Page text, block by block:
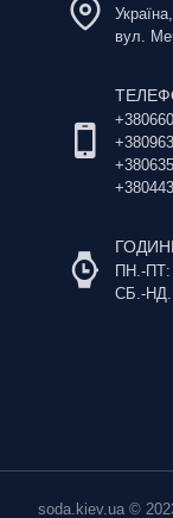
вул.
ПН.-ПТ:
СБ.-НД.:
soda.kiev.ua ©